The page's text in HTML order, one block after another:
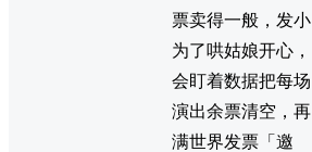
票卖得一般，发小
为了哄姑娘开心，
会盯着数据把每场
演出余票清空，再
满世界发票「邀